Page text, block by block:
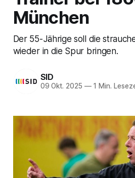
München
Der 55-Jährige soll die
wieder in die Spur bringen.
SID
09 Okt. 2025 —1 Min.